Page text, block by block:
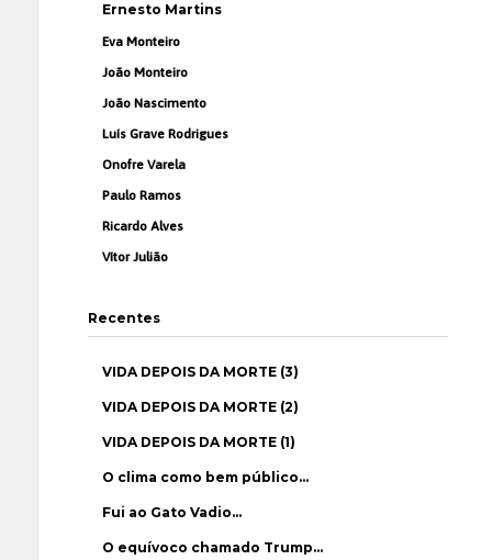
Ernesto Martins
Eva Monteiro
João Monteiro
João Nascimento
Luís Grave Rodrigues
Onofre Varela
Paulo Ramos
Ricardo Alves
Vítor Julião
Recentes
VIDA DEPOIS DA MORTE (3)
VIDA DEPOIS DA MORTE (2)
VIDA DEPOIS DA MORTE (1)
O clima como bem público…
Fui ao Gato Vadio…
O equívoco chamado Trump…